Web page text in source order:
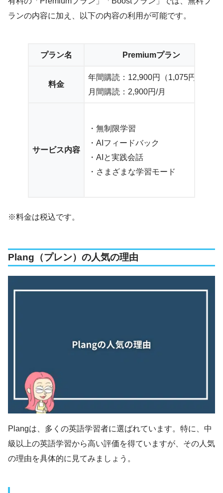
ランの内容に加え、以下の内容の利用が可能です。
プラン名 Premiumプラン
料金
年間購読：12,900円（1,075円/月）
月間購読：2,900円/月
サービス内容
・無制限学習
・AIフィードバック
・AIと実践会話
・さまざまな学習モード
※料金は税込です。
Plang（プレン）の人気の理由
Plangは、多くの英語学習者に選ばれています。特に、中
級以上の英語学習から高い評価を得ていますが、その人気
の理由を具体的に見てみましょう。